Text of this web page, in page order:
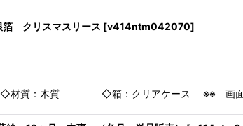
クリスマスリース [v414ntm042070]
木質 ◇箱：クリアケース ※※ 画面 左下 より